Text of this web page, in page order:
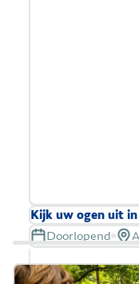
Kijk uw ogen uit
Doorlopend
Het Rijksmuseum